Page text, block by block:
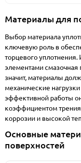
Материалы для
Выбор материала
ключевую роль в
торцевого
элементами смазочная
значит, материалы
механические
эффективной работы
коэффициентом
коррозии и высокой
Основные
поверхностей